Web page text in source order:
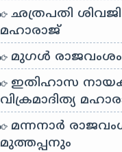
ഛത്രപതി ശിവജി
മഹാരാജ്
മുഗൾ രാജവംശം
ഇതിഹാസ
വിക്രമാദിത്യ
മന്നനാർ
മുത്തപ്പനും